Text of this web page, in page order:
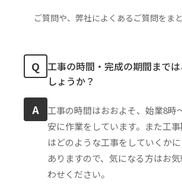
ご質問や、弊社によくあるご質問をま
Q 工事の時間・完成の期間まで
しょうか？
A
工事の時間はおおよそ、始業8時
安に作業をしています。また工
はどのような工事をしていくか
ありますので、気になる方はお
わせください。